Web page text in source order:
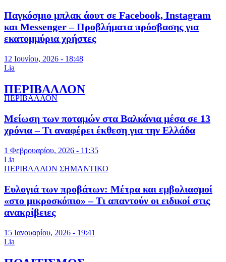
Παγκόσμιο μπλακ άουτ σε Facebook, Instagram
και Messenger – Προβλήματα πρόσβασης για
εκατομμύρια χρήστες
12 Ιουνίου, 2026 - 18:48
Lia
ΠΕΡΙΒΑΛΛΟΝ
ΠΕΡΙΒΑΛΛΟΝ
Μείωση των ποταμών στα Βαλκάνια μέσα σε 13
χρόνια – Τι αναφέρει έκθεση για την Ελλάδα
1 Φεβρουαρίου, 2026 - 11:35
Lia
ΠΕΡΙΒΑΛΛΟΝ ΣΗΜΑΝΤΙΚΟ
Ευλογιά των προβάτων: Μέτρα και εμβολιασμοί
«στο μικροσκόπιο» – Τι απαντούν οι ειδικοί στις
ανακρίβειες
15 Ιανουαρίου, 2026 - 19:41
Lia